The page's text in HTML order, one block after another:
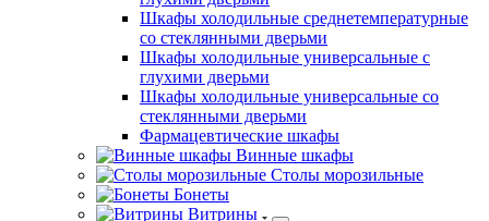
Шкафы холодильные среднетемпературные
со стеклянными дверьми
Шкафы холодильные универсальные с
глухими дверьми
Шкафы холодильные универсальные со
стеклянными дверьми
Фармацевтические шкафы
Винные шкафы
Столы морозильные
Бонеты
Витрины